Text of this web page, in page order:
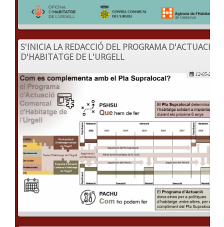
S'INICIA LA REDACCIÓ DEL PROGRAMA D'ACTUACIÓ
D'HABITATGE DE L'URGELL
12-05-2022